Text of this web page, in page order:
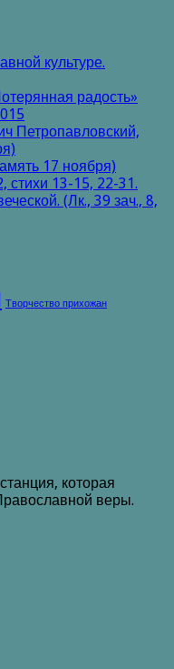
культуре.
радость»
Петропавловский,
17 ноября)
стихи 13-15, 22-31.
(Лк., 39 зач., 8,
Творчество прихожан
которая
веры.